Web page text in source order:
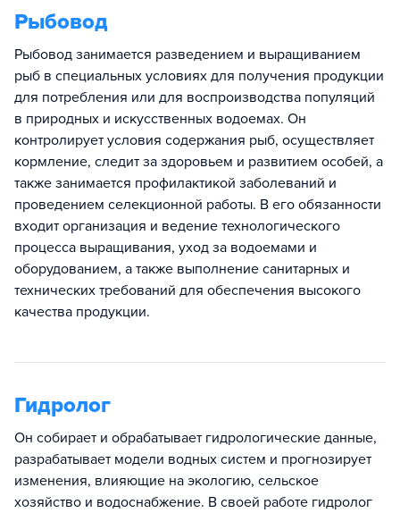
Рыбовод
Рыбовод занимается разведением и выращиванием
рыб в специальных условиях для получения продукции
для потребления или для воспроизводства популяций
в природных и искусственных водоемах. Он
контролирует условия содержания рыб, осуществляет
кормление, следит за здоровьем и развитием особей, а
также занимается профилактикой заболеваний и
проведением селекционной работы. В его обязанности
входит организация и ведение технологического
процесса выращивания, уход за водоемами и
оборудованием, а также выполнение санитарных и
технических требований для обеспечения высокого
качества продукции.
Гидролог
Он собирает и обрабатывает гидрологические данные,
разрабатывает модели водных систем и прогнозирует
изменения, влияющие на экологию, сельское
хозяйство и водоснабжение. В своей работе гидролог